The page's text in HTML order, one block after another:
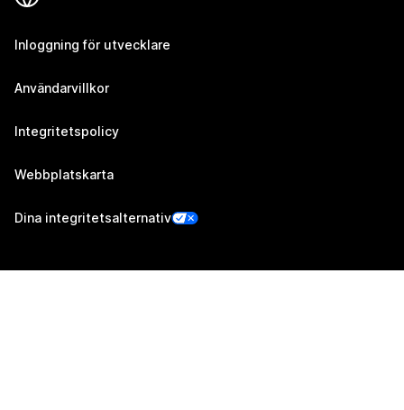
Inloggning för utvecklare
Användarvillkor
Integritetspolicy
Webbplatskarta
Dina integritetsalternativ